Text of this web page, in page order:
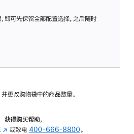
即可先保留全部配置选择，之后随时
更改购物袋中的商品数量。
获得购买帮助，
(在 或致电 400-666-8800。